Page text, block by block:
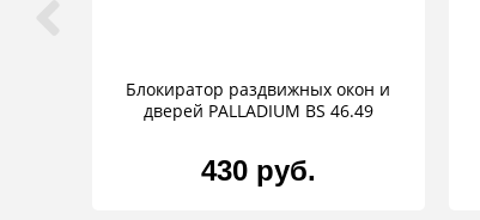
Блокиратор раздвижных окон и
дверей PALLADIUM BS 46.49
430 руб.